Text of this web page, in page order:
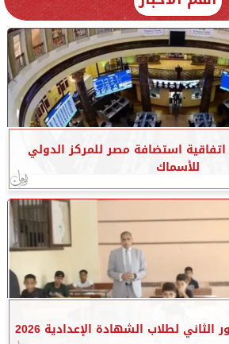
استضافة مصر للمركز الدولي
للأسماك
لطلاب الشهادة الإعدادية 2026